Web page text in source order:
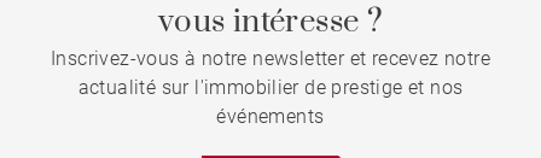
vous intéresse ?
Inscrivez-vous à notre newsletter et recevez notre
actualité sur l'immobilier de prestige et nos
événements